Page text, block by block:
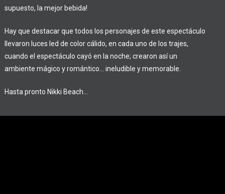
supuesto, la mejor bebida!
Hay que destacar que todos los personajes de este espectáculo
llevaron luces led de color cálido, en cada uno de los trajes,
cuando el espectáculo cayó en la noche; crearon así un
ambiente mágico y romántico… ineludible y memorable.
Hasta pronto Nikki Beach…